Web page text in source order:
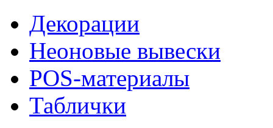
Декорации
Неоновые вывески
POS-материалы
Таблички